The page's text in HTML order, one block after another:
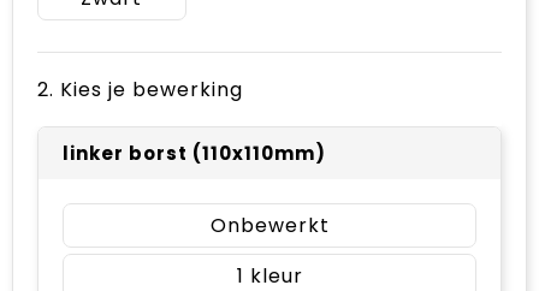
2. Kies je bewerking
linker borst (110x110mm)
Onbewerkt
1